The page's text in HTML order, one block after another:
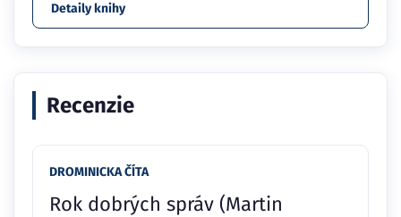
Detaily knihy
Recenzie
DROMINICKA ČÍTA
Rok dobrých správ (Martin